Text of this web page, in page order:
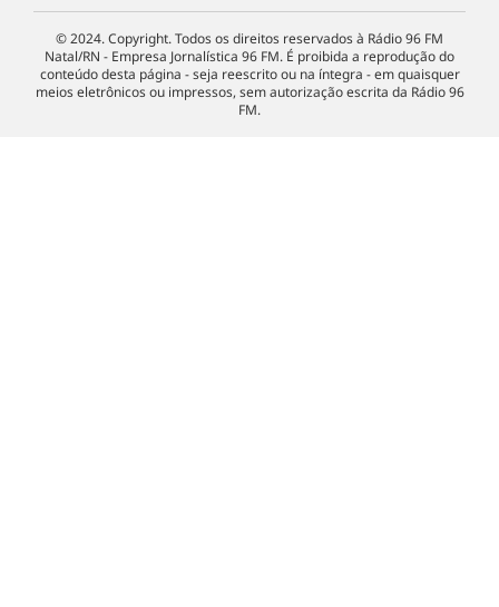
© 2024. Copyright. Todos os direitos reservados à Rádio 96 FM
Natal/RN - Empresa Jornalística 96 FM. É proibida a reprodução do
conteúdo desta página - seja reescrito ou na íntegra - em quaisquer
meios eletrônicos ou impressos, sem autorização escrita da Rádio 96
FM.